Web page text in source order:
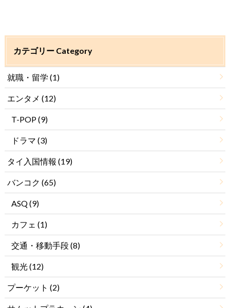
カテゴリー Category
就職・留学 (1)
エンタメ (12)
T-POP(9)
ドラマ (3)
タイ入国情報 (19)
バンコク (65)
ASQ(9)
カフェ (1)
交通・移動手段(8)
観光(12)
プーケット (2)